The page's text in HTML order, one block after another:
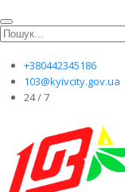
+380442345186
103@kyivcity.gov.ua
24 / 7